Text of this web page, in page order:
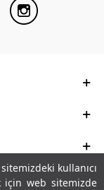
kullanıcı
için web sitemizde